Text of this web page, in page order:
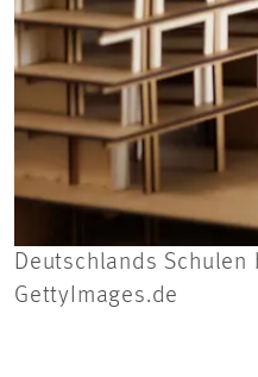
Deutschlands
GettyImages.de